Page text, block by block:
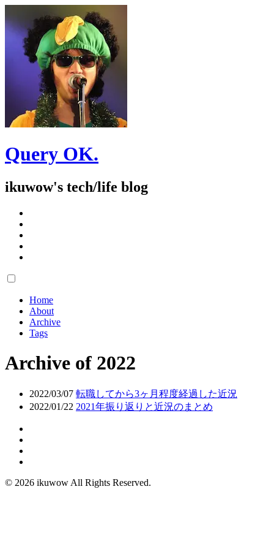
Query OK.
ikuwow's tech/life blog
Home
About
Archive
Tags
Archive of 2022
2022/03/07 転職してから3ヶ月程度経過した近況
2022/01/22 2021年振り返りと近況のまとめ
© 2026 ikuwow All Rights Reserved.